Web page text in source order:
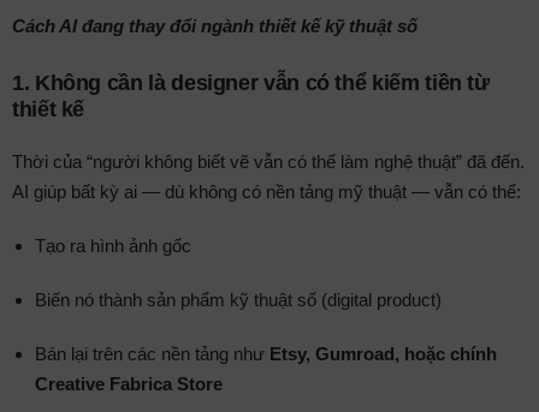
Cách AI đang thay đổi ngành thiết kế kỹ thuật số
1. Không cần là designer vẫn có thể kiếm tiền từ
thiết kế
Thời của “người không biết vẽ vẫn có thể làm nghệ thuật” đã đến.
AI giúp bất kỳ ai — dù không có nền tảng mỹ thuật — vẫn có thể:
Tạo ra hình ảnh gốc
Biến nó thành sản phẩm kỹ thuật số (digital product)
Bán lại trên các nền tảng như Etsy, Gumroad, hoặc chính
Creative Fabrica Store